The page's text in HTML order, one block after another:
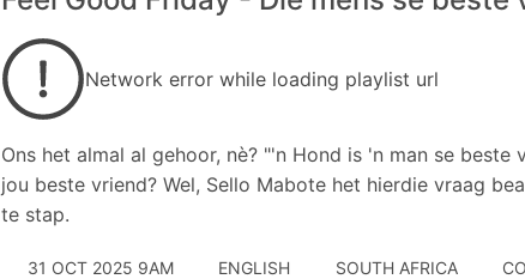
Network error while loading playlist url
Ons het almal al gehoor, nè? "'n Hond is 'n man se
jou beste vriend? Wel, Sello Mabote het hierdie vraag
te stap.
31 OCT 2025 9AM ENGLISH SOUTH AFRICA